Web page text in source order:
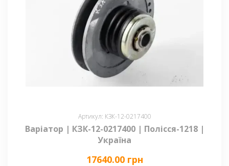
Артикул: КЗК-12-0217400
Варіатор | КЗК-12-0217400 | Полісся-1218 |
Україна
17640.00 грн